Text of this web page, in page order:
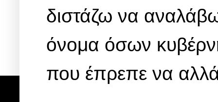
διστάζω να
όνομα όσων
που έπρεπε να